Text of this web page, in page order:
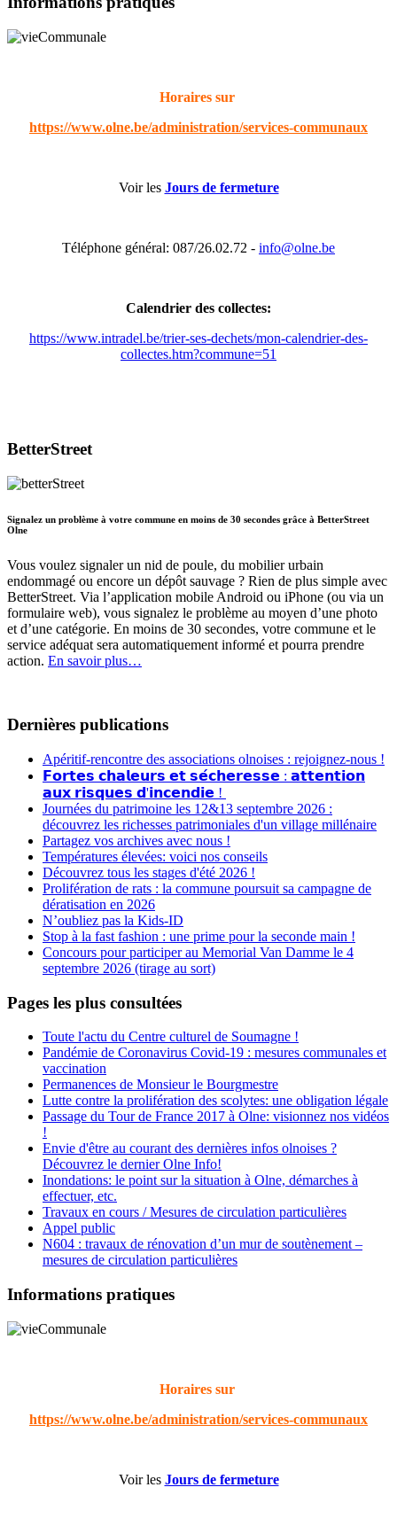
Horaires sur
https://www.olne.be/administration/services-communaux
Voir les Jours de fermeture
Téléphone général: 087/26.02.72 - info@olne.be
Calendrier des collectes:
https://www.intradel.be/trier-ses-dechets/mon-calendrier-des-
collectes.htm?commune=51
BetterStreet
Signalez un problème à votre commune en moins de 30 secondes grâce à BetterStreet
Olne
Vous voulez signaler un nid de poule, du mobilier urbain
endommagé ou encore un dépôt sauvage ? Rien de plus simple avec
BetterStreet. Via l’application mobile Android ou iPhone (ou via un
formulaire web), vous signalez le problème au moyen d’une photo
et d’une catégorie. En moins de 30 secondes, votre commune et le
service adéquat sera automatiquement informé et pourra prendre
action. En savoir plus…
Dernières publications
Apéritif-rencontre des associations olnoises : rejoignez-nous !
𝗙𝗼𝗿𝘁𝗲𝘀 𝗰𝗵𝗮𝗹𝗲𝘂𝗿𝘀 𝗲𝘁 𝘀𝗲́𝗰𝗵𝗲𝗿𝗲𝘀𝘀𝗲 : 𝗮𝘁𝘁𝗲𝗻𝘁𝗶𝗼𝗻
𝗮𝘂𝘅 𝗿𝗶𝘀𝗾𝘂𝗲𝘀 𝗱'𝗶𝗻𝗰𝗲𝗻𝗱𝗶𝗲 !
Journées du patrimoine les 12&13 septembre 2026 :
découvrez les richesses patrimoniales d'un village millénaire
Partagez vos archives avec nous !
Températures élevées: voici nos conseils
Découvrez tous les stages d'été 2026 !
Prolifération de rats : la commune poursuit sa campagne de
dératisation en 2026
N’oubliez pas la Kids-ID
Stop à la fast fashion : une prime pour la seconde main !
Concours pour participer au Memorial Van Damme le 4
septembre 2026 (tirage au sort)
Pages les plus consultées
Toute l'actu du Centre culturel de Soumagne !
Pandémie de Coronavirus Covid-19 : mesures communales et
vaccination
Permanences de Monsieur le Bourgmestre
Lutte contre la prolifération des scolytes: une obligation légale
Passage du Tour de France 2017 à Olne: visionnez nos vidéos
!
Envie d'être au courant des dernières infos olnoises ?
Découvrez le dernier Olne Info!
Inondations: le point sur la situation à Olne, démarches à
effectuer, etc.
Travaux en cours / Mesures de circulation particulières
Appel public
N604 : travaux de rénovation d’un mur de soutènement –
mesures de circulation particulières
Informations pratiques
Horaires sur
https://www.olne.be/administration/services-communaux
Voir les Jours de fermeture